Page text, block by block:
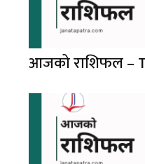
आजको राशिफल –